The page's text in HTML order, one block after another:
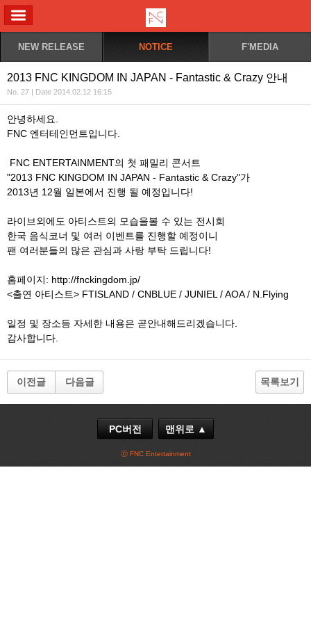
NEW RELEASE NOTICE F'MEDIA
2013 FNC KINGDOM IN JAPAN - Fantastic & Crazy 안내
No. 27 | Date 2014.02.12 16:15
안녕하세요.
FNC 엔터테인먼트입니다.
FNC ENTERTAINMENT의 첫 패밀리 콘서트
"2013 FNC KINGDOM IN JAPAN - Fantastic & Crazy"가
2013년 12월 일본에서 진행 될 예정입니다!
라이브외에도 아티스트의 모습을볼 수 있는 전시회
한국 음식코너 및 여러 이벤트를 진행할 예정이니
팬 여러분들의 많은 관심과 사랑 부탁 드립니다!
홈페이지: http://fnckingdom.jp/
<출연 아티스트> FTISLAND / CNBLUE / JUNIEL / AOA / N.Flying
일정 및 장소등 자세한 내용은 곧안내해드리겠습니다.
감사합니다.
이전글 다음글 목록보기
PC버전 맨위로 ▲
ⓒ FNC Entertainment